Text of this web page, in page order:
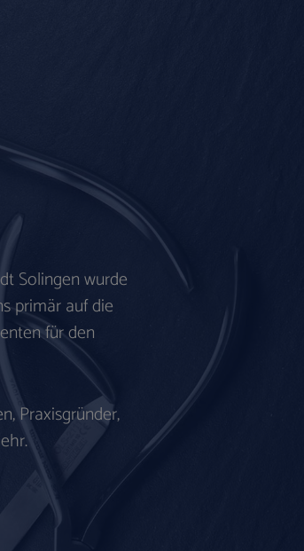
Solingen wurde
primär auf die
für den
Praxisgründer,